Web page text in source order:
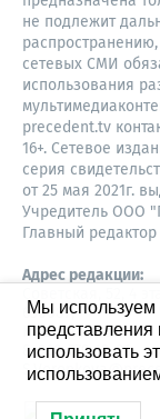
не подлежит
сетевых СМИ
использования
precedent.tv
16+. Сетевое
серия
от 25 мая 2021г.
Учредитель ООО
Главный
Адрес редакции:
630087,
Новосибирск
8-960-779-12-96,
Мы
использовать